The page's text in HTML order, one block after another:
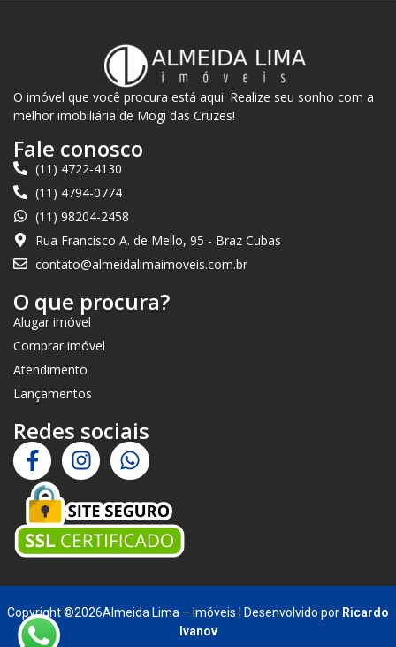
O imóvel que você procura está aqui. Realize seu sonho com a
melhor imobiliária de Mogi das Cruzes!
Fale conosco
(11) 4722-4130
(11) 4794-0774
(11) 98204-2458
Rua Francisco A. de Mello, 95 - Braz Cubas
contato@almeidalimaimoveis.com.br
O que procura?
Alugar imóvel
Comprar imóvel
Atendimento
Lançamentos
Redes sociais
Copyright ©2026Almeida Lima – Imóveis | Desenvolvido por Ricardo
Ivanov